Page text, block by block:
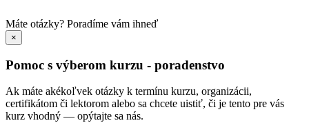
Máte otázky? Poradíme vám ihneď
×
Pomoc s výberom kurzu - poradenstvo
Ak máte akékoľvek otázky k termínu kurzu, organizácii,
certifikátom či lektorom alebo sa chcete uistiť, či je tento pre vás
kurz vhodný — opýtajte sa nás.